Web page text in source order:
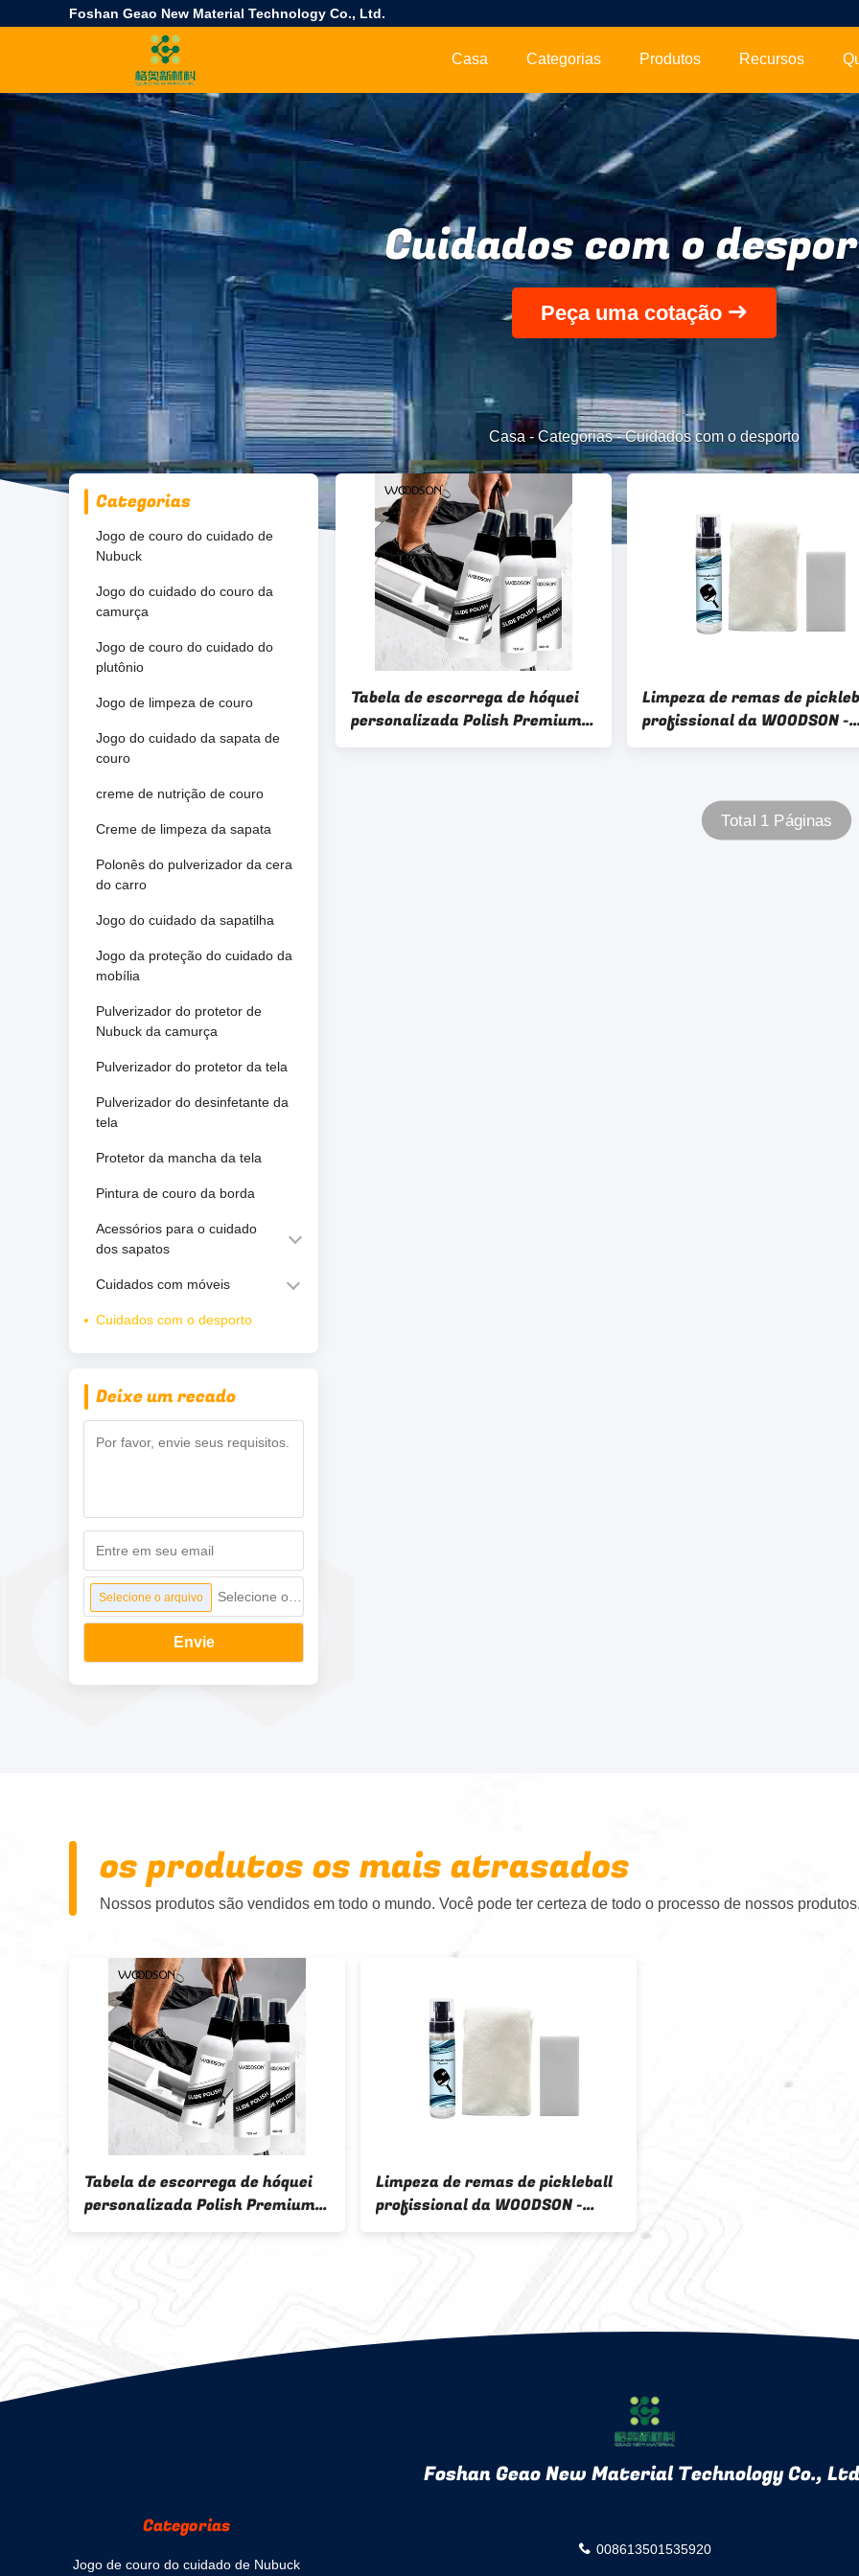
Foshan Geao New Material Technology Co., Ltd.
Casa Categorias Produtos Recursos
Cuidados com o
Peça uma cotação
Casa -Categorias-Cuidados com o desporto
Categorias
Jogo de couro do cuidado de
Nubuck
Jogo do cuidado do couro da
camurça
Jogo de couro do cuidado do
plutônio
Jogo de limpeza de couro
Jogo do cuidado da sapata de
couro
creme de nutrição de couro
Creme de limpeza da sapata
Polonês do pulverizador da cera
do carro
Jogo do cuidado da sapatilha
Jogo da proteção do cuidado da
mobília
Pulverizador do protetor de
Nubuck da camurça
Pulverizador do protetor da tela
Pulverizador do desinfetante da
tela
Protetor da mancha da tela
Pintura de couro da borda
Acessórios para o cuidado
dos sapatos
Cuidados com móveis
Cuidados com o desporto
Deixe um recado
Selecione o arquivo
Envie
Tabela de escorrega de hóquei
personalizada Polish Premium
Silicone Spray Safe para
Limpeza de remas de
profissional da WOODSON -
Segura para superfícies de
Total 1 Páginas
os produtos os mais atrasados
Nossos produtos são vendidos em todo o mundo. Você pode ter certeza de todo o processo de nossos
Tabela de escorrega de hóquei
personalizada Polish Premium
Silicone Spray Safe para
Limpeza de remas de pickleball
profissional da WOODSON -
Segura para superfícies de
Foshan Geao New Material Technology Co.,
Categorias
Jogo de couro do cuidado de Nubuck
008613501535920